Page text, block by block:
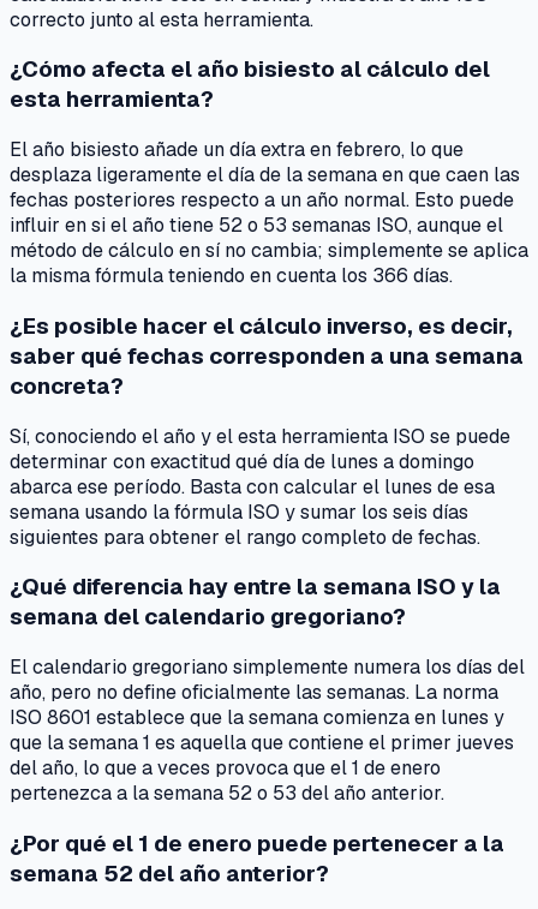
correcto junto al esta herramienta.
¿Cómo afecta el año bisiesto al cálculo del
esta herramienta?
El año bisiesto añade un día extra en febrero, lo que
desplaza ligeramente el día de la semana en que caen las
fechas posteriores respecto a un año normal. Esto puede
influir en si el año tiene 52 o 53 semanas ISO, aunque el
método de cálculo en sí no cambia; simplemente se aplica
la misma fórmula teniendo en cuenta los 366 días.
¿Es posible hacer el cálculo inverso, es decir,
saber qué fechas corresponden a una semana
concreta?
Sí, conociendo el año y el esta herramienta ISO se puede
determinar con exactitud qué día de lunes a domingo
abarca ese período. Basta con calcular el lunes de esa
semana usando la fórmula ISO y sumar los seis días
siguientes para obtener el rango completo de fechas.
¿Qué diferencia hay entre la semana ISO y la
semana del calendario gregoriano?
El calendario gregoriano simplemente numera los días del
año, pero no define oficialmente las semanas. La norma
ISO 8601 establece que la semana comienza en lunes y
que la semana 1 es aquella que contiene el primer jueves
del año, lo que a veces provoca que el 1 de enero
pertenezca a la semana 52 o 53 del año anterior.
¿Por qué el 1 de enero puede pertenecer a la
semana 52 del año anterior?